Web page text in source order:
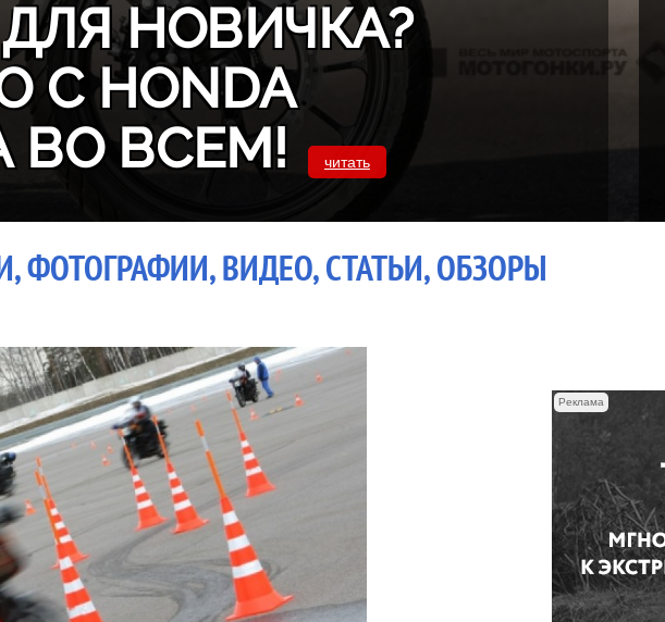
НОВИЧКА?
HONDA
ВО ВСЕМ!
читать
ФОТОГРАФИИ, ВИДЕО, СТАТЬИ, ОБЗОРЫ
Реклама